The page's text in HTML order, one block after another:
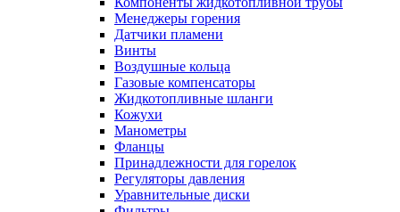
Менеджеры горения
Датчики пламени
Винты
Воздушные кольца
Газовые компенсаторы
Жидкотопливные шланги
Кожухи
Манометры
Фланцы
Принадлежности для горелок
Регуляторы давления
Уравнительные диски